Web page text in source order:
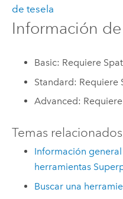
de tesela
Información
Basic: Requiere
Standard: Requiere
Advanced:
Temas relacionados
Información
herramientas
Buscar una